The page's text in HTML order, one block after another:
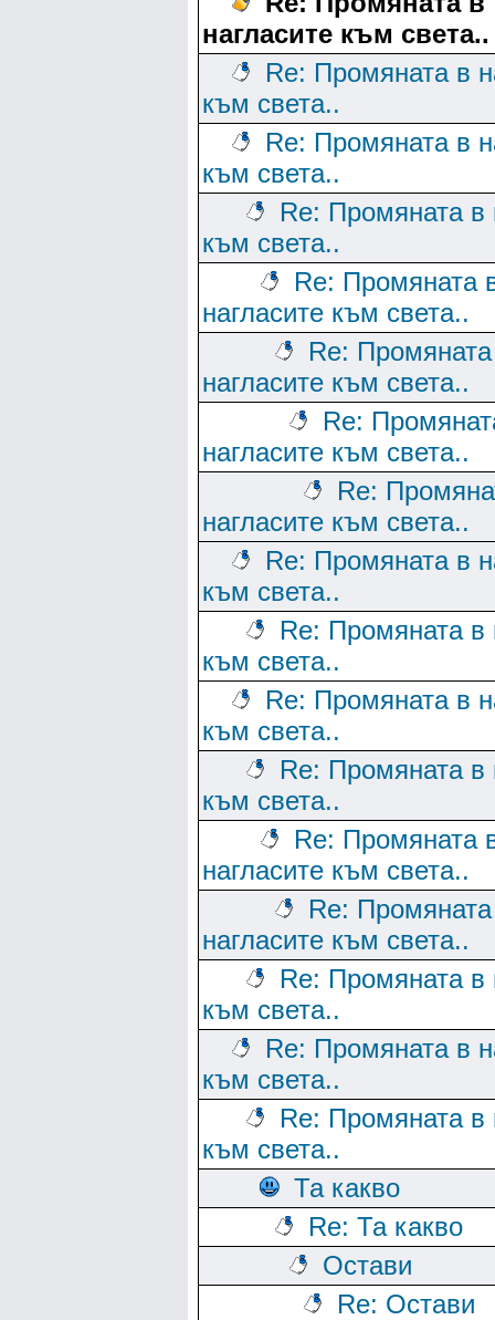
нагласите към света..
Re: Промяната в
към света..
Re: Промяната в
към света..
Re: Промяната в
към света..
Re: Промяната
нагласите към света..
Re:
нагласите към света..
Re:
нагласите към света..
Re:
нагласите към света..
Re: Промяната в
към света..
Re: Промяната в
към света..
Re: Промяната в
към света..
Re: Промяната в
към света..
Re: Промяната
нагласите към света..
Re:
нагласите към света..
Re: Промяната в
към света..
Re: Промяната в
към света..
Re: Промяната в
към света..
Та какво
Re: Та какво
Остави
Re: Остави